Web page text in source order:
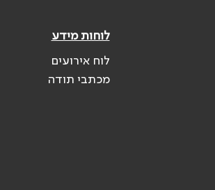
לוחות מידע
לוח אירועים
מכתבי תודה